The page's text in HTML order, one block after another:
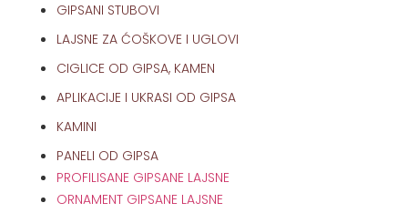
GIPSANI STUBOVI
LAJSNE ZA ĆOŠKOVE I UGLOVI
CIGLICE OD GIPSA, KAMEN
APLIKACIJE I UKRASI OD GIPSA
KAMINI
PANELI OD GIPSA
PROFILISANE GIPSANE LAJSNE
ORNAMENT GIPSANE LAJSNE